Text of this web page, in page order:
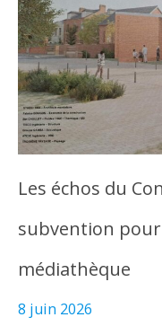
Les échos du
subvention
médiathèque
8 juin 2026